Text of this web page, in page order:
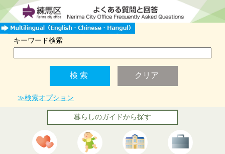
キーワード検索
≫検索オプション
暮らしのガイドから探す